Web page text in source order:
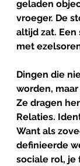
geladen
vroeger. De
altijd zat. Een
met
Dingen die
worden,
Ze dragen
Relaties.
Want als
definieerde
sociale rol, je